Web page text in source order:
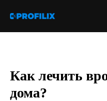
Как лечить
дома?